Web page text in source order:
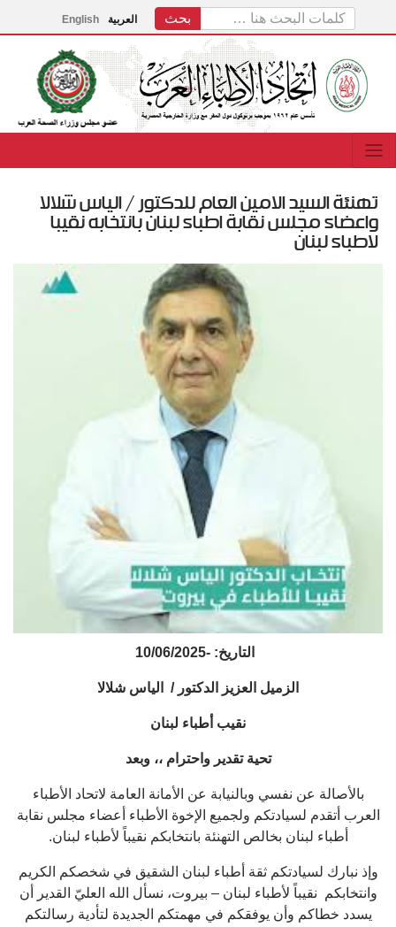
العربية English
تهنئة السيد الامين العام للدكتور / الياس شلالا
واعضاء مجلس نقابة اطباء لبنان بانتخابه نقيبا
لاطباء لبنان
التاريخ: -10/06/2025
الزميل العزيز الدكتور / الياس شلالا
نقيب أطباء لبنان
تحية تقدير واحترام ،، وبعد
بالأصالة عن نفسي وبالنيابة عن الأمانة العامة لاتحاد الأطباء
العرب أتقدم لسيادتكم ولجميع الإخوة الأطباء أعضاء مجلس نقابة
أطباء لبنان بخالص التهنئة بانتخابكم نقيباً لأطباء لبنان.
وإذ نبارك لسيادتكم ثقة أطباء لبنان الشقيق في شخصكم الكريم
وانتخابكم نقيباً لأطباء لبنان – بيروت، نسأل الله العليّ القدير أن
يسدد خطاكم وأن يوفقكم في مهمتكم الجديدة لتأدية رسالتكم